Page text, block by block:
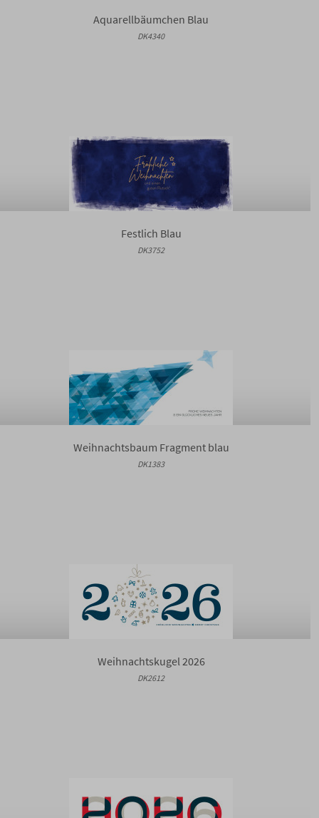
Aquarellbäumchen Blau
DK4340
Festlich Blau
DK3752
Weihnachtsbaum Fragment blau
DK1383
Weihnachtskugel 2026
DK2612